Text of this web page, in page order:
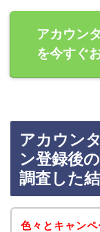
アカウン
を今すぐ
アカウン
ン登録後
調査した結
色々とキャン